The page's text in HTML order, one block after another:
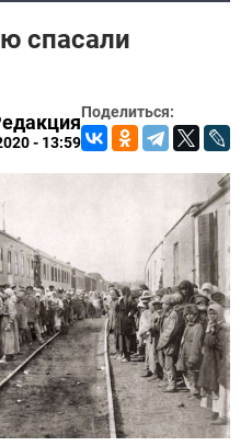
спасали
Поделиться:
- 13:59